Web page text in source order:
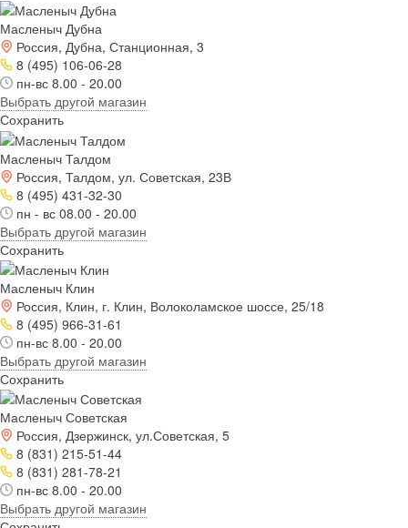
Масленыч Дубна
Россия, Дубна, Станционная, 3
8 (495) 106-06-28
пн-вс 8.00 - 20.00
Выбрать другой магазин
Сохранить
Масленыч Талдом
Россия, Талдом, ул. Советская, 23В
8 (495) 431-32-30
пн - вс 08.00 - 20.00
Выбрать другой магазин
Сохранить
Масленыч Клин
Россия, Клин, г. Клин, Волоколамское шоссе, 25/18
8 (495) 966-31-61
пн-вс 8.00 - 20.00
Выбрать другой магазин
Сохранить
Масленыч Советская
Россия, Дзержинск, ул.Советская, 5
8 (831) 215-51-44
8 (831) 281-78-21
пн-вс 8.00 - 20.00
Выбрать другой магазин